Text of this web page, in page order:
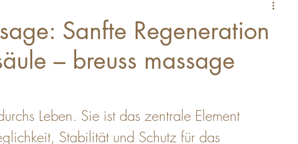
Lohmar Breuss Massage Lohmar
Sanfte Regeneration
– breuss massage
Leben. Sie ist das zentrale Element
Stabilität und Schutz für das